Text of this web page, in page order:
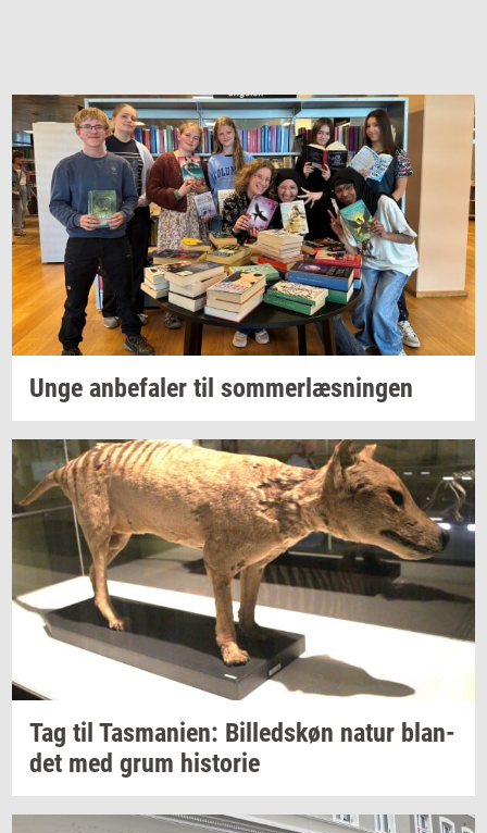
Unge an­be­fa­ler til som­mer­læs­nin­gen
Tag til Tas­ma­ni­en: Bil­leds­køn natur blan­
det med grum hi­sto­rie